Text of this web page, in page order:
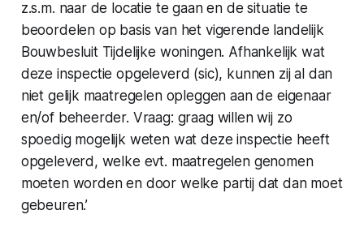
z.s.m. naar de locatie te gaan en de situatie te
beoordelen op basis van het vigerende landelijk
Bouwbesluit Tijdelijke woningen. Afhankelijk wat
deze inspectie opgeleverd (sic), kunnen zij al dan
niet gelijk maatregelen opleggen aan de eigenaar
en/of beheerder. Vraag: graag willen wij zo
spoedig mogelijk weten wat deze inspectie heeft
opgeleverd, welke evt. maatregelen genomen
moeten worden en door welke partij dat dan moet
gebeuren.’